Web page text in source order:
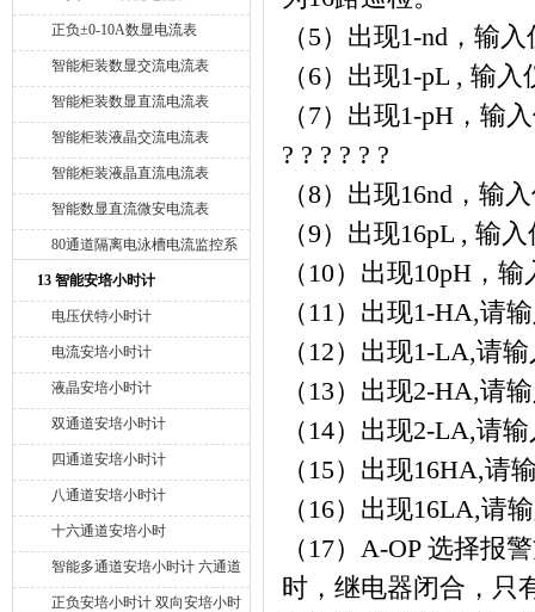
正负±0-10A数显电流表
智能柜装数显交流电流表
智能柜装数显直流电流表
智能柜装液晶交流电流表
智能柜装液晶直流电流表
智能数显直流微安电流表
80通道隔离电泳槽电流监控系
统
13 智能安培小时计
电压伏特小时计
电流安培小时计
液晶安培小时计
双通道安培小时计
四通道安培小时计
八通道安培小时计
十六通道安培小时
智能多通道安培小时计 六通道
安培小时计
正负安培小时计 双向安培小时
（5）出现1-nd ，输
（6）出现1-pL , 输入
（7）出现1-pH ，输
? ? ? ? ? ?
（8）出现16nd ，输
（9）出现16pL , 输入
（ 10）出现10pH ，
（ 11）出现1-HA,请
（ 12）出现1-LA,请输
（ 13）出现2-HA,请
（ 14）出现2-LA,请输
（ 15）出现16HA,请
（ 16）出现16LA,请
（ 17） A-OP 选择报
时，继电器闭合，只